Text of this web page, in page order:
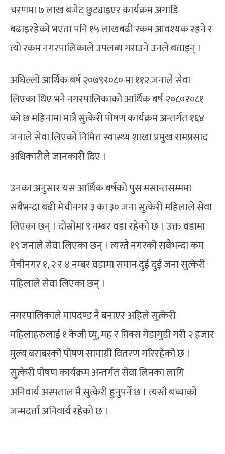
चरणमा ७ लाख बजेट छुट्याइएर कार्यक्रम अगाडि
बढाइरहेको भएता पनि १५ लाखबढी रकम आवश्यक रहने र
त्यो रकम नगरपालिकाले उपलब्ध गराउने उनले बताइन् ।
अघिल्लो आर्थिक बर्ष २०७९र०८० मा ११२ जनाले सेवा
लिएका थिए भने नगरपालिकाको आर्थिक बर्ष २०८०र०८१
को छ महिनामा मात्रै सुत्केरी पोषण कार्यक्रम अन्तर्गत १६४
जनाले सेवा लिएको निमित्त स्वास्थ्य शाखा प्रमुख रामप्रसाद
अधिकारीले जानकारी दिए ।
उनका अनुसार यस आर्थिक बर्षको पुस मसान्तसम्ममा
सबैभन्दा बढी मेचीनगर ३ का ३० जना सुत्केरी महिलाले सेवा
लिएका छन् । दोस्रोमा ९ नम्बर वडा रहेको छ । उक्त वडामा
१९ जनाले सेवा लिएका छन् । त्यस्तै नगरको सबैभन्दा कम
मेचीनगर १, २ र ४ नम्बर वडामा समान दुई दुई जना सुत्केरी
महिलाले सेवा लिएका छन् ।
नगरपालिकाले मापदण्ड नै बनाएर अहिले सुत्केरी
महिलाहरुलाई १ केजी घ्यु, मह र मिक्स गेडागुडी गरी २ हजार
मुल्य बराबरको पोषण सामाग्री वितरण गरिरहेको छ ।
सुत्केरी पोषण कार्यक्रम अन्तर्गत सेवा लिनका लागि
अनिवार्य अस्पताल मै सुत्केरी हुनुपर्ने छ । त्यस्तै बच्चाको
जन्मदर्ता अनिवार्य रहेको छ ।